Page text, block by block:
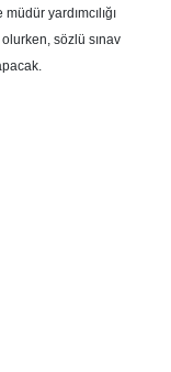
yardımcılığı
olurken, sözlü sınav